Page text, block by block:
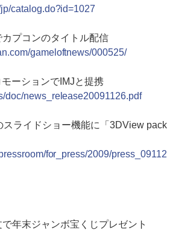
catalog.do?id=1027
プコンのタイトル配信
gameloftnews/000525/
ーションでIMJと提携
doc/news_release20091126.pdf
ライドショー機能に「3DView pack
for_press/2009/press_09112
年末ジャンボ宝くじプレゼント